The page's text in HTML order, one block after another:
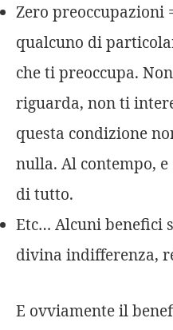
Zero preoccupazioni
qualcuno di
che ti preoccupa.
riguarda, non ti
questa condizione
nulla. Al contempo,
di tutto.
Etc… Alcuni benefici
divina indifferenza,
E ovviamente il